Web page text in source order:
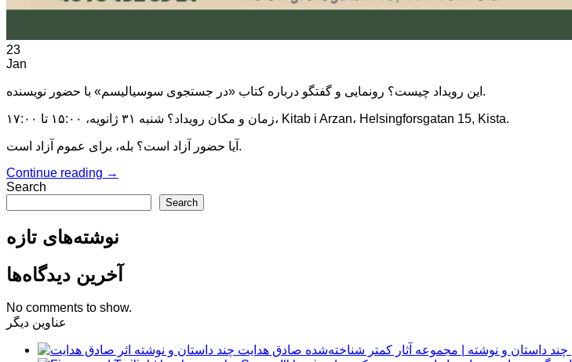
23
Jan
این رویداد چیست؟ رونمایی و گفتگو درباره کتاب «در جستجوی سوسیالیسم» با حضور نویسنده.
زمان و مکان رویداد؟ شنبه ۳۱ ژانویه، ۱۵:۰۰ تا ۱۷:۰۰، Kitab i Arzan، Helsingforsgatan 15, Kista.
آیا حضور آزاد است؟ بله، برای عموم آزاد است.
Continue reading →
Search
Search
نوشته‌های تازه
آخرین دیدگاه‌ها
No comments to show.
عناوین دیگر
چند داستان و نوشته | مجموعه آثار کمتر شناخته‌شده صادق هدایت